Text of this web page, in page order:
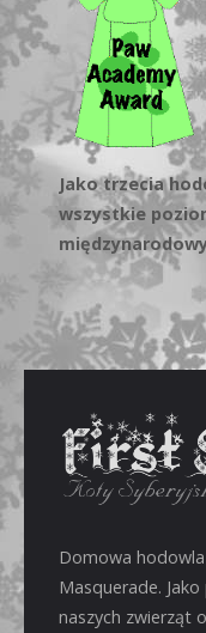
Jako trzecia
wszystkie
Domowa
Masquerade.
naszych zwierząt